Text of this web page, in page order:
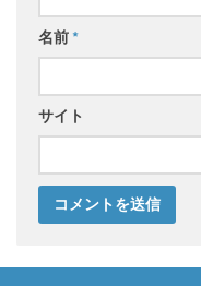
名前*
サイト